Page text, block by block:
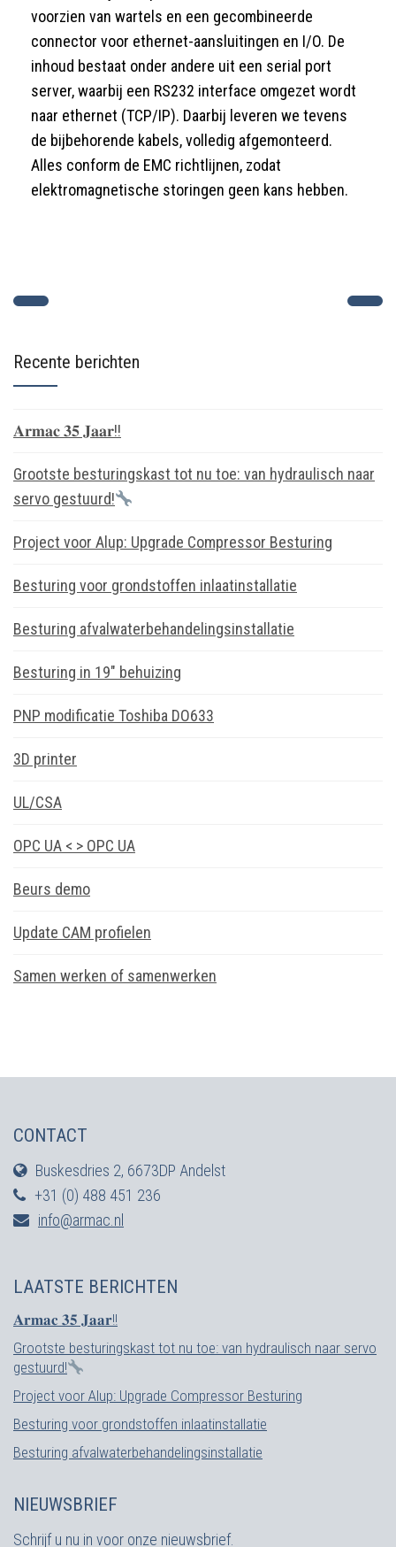
voorzien van wartels en een gecombineerde
connector voor ethernet-aansluitingen en I/O. De
inhoud bestaat onder andere uit een serial port
server, waarbij een RS232 interface omgezet wordt
naar ethernet (TCP/IP). Daarbij leveren we tevens
de bijbehorende kabels, volledig afgemonteerd.
Alles conform de EMC richtlijnen, zodat
elektromagnetische storingen geen kans hebben.
Recente berichten
𝐀𝐫𝐦𝐚𝐜 𝟑𝟓 𝐉𝐚𝐚𝐫!!
Grootste besturingskast tot nu toe: van hydraulisch naar
servo gestuurd!
Project voor Alup: Upgrade Compressor Besturing
Besturing voor grondstoffen inlaatinstallatie
Besturing afvalwaterbehandelingsinstallatie
Besturing in 19″ behuizing
PNP modificatie Toshiba DO633
3D printer
UL/CSA
OPC UA < > OPC UA
Beurs demo
Update CAM profielen
Samen werken of samenwerken
CONTACT
Buskesdries 2, 6673DP Andelst
+31 (0) 488 451 236
info@armac.nl
LAATSTE BERICHTEN
𝐀𝐫𝐦𝐚𝐜 𝟑𝟓 𝐉𝐚𝐚𝐫!!
Grootste besturingskast tot nu toe: van hydraulisch naar servo
gestuurd!
Project voor Alup: Upgrade Compressor Besturing
Besturing voor grondstoffen inlaatinstallatie
Besturing afvalwaterbehandelingsinstallatie
NIEUWSBRIEF
Schrijf u nu in voor onze nieuwsbrief.